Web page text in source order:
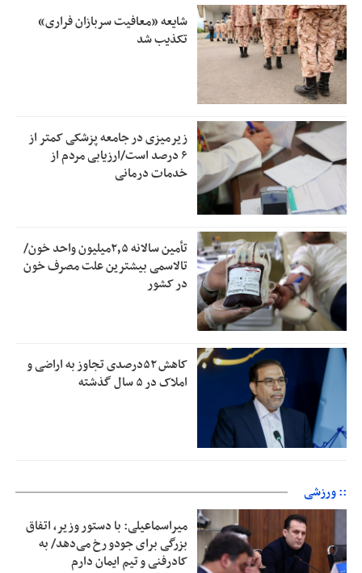
شایعه «معافیت سربازان فراری»
تکذیب شد
زیرمیزی در جامعه پزشکی کمتر از
۶ درصد است/ارزیابی مردم از
خدمات درمانی
تأمین سالانه ۲٫۵میلیون واحد خون/
تالاسمی بیشترین علت مصرف‌ خون
در کشور
کاهش ۵۲درصدی تجاوز به اراضی و
املاک در ۵ سال گذشته
:: ورزشی
میراسماعیلی: با دستور وزیر، اتفاق
بزرگی برای جودو رخ می‌دهد/ به
کادرفنی و تیم ایمان دارم